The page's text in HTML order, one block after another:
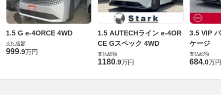
1.5 G e-4ORCE 4WD
支払総額
999.9万円
1.5 AUTECHライン e-4OR
CE Gスペック 4WD
支払総額
1180.9万円
3.5 VIP
ケージ
支払総額
684.0万円